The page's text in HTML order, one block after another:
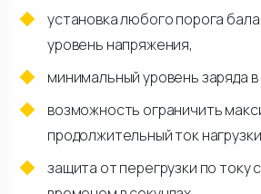
установка любого порога
уровень напряжения,
минимальный уровень заряда в
возможность ограничить
продолжительный ток нагрузки
защита от перегрузки по току